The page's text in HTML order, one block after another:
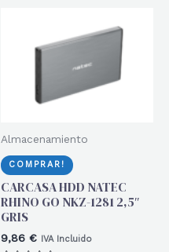
Almacenamiento
COMPRAR!
CARCASA HDD NATEC
RHINO GO NKZ-1281 2,5″
GRIS
9,86 € IVA Incluido